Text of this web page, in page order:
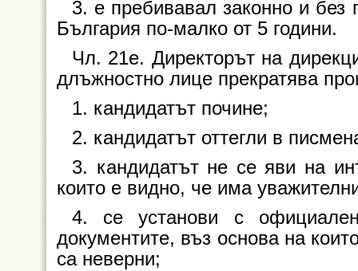
3. е пребивавал законно и без
България по-малко от 5 години.
Чл. 21е. Директорът на
длъжностно лице прекратява
1. кандидатът почине;
2. кандидатът оттегли в
3. кандидатът не се яви на
които е видно, че има
4. се установи с
документите, въз основа на
са неверни;